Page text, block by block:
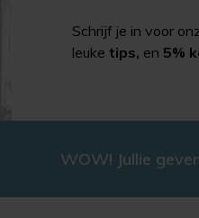
Schrijf je in voor
leuketips, en 5%
WOW! Jullie